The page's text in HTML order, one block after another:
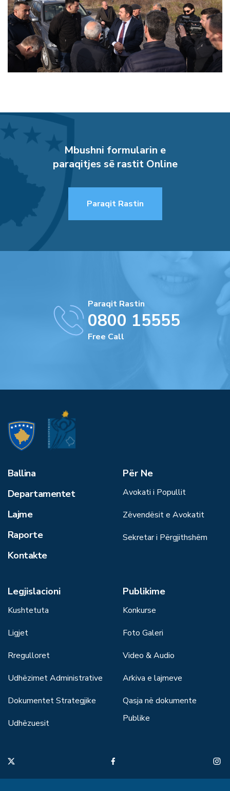
Mbushni formularin e
paraqitjes së rastit Online
Paraqit Rastin
Paraqit Rastin
0800 15555
Free Call
Ballina
Departamentet
Lajme
Raporte
Kontakte
Për Ne
Avokati i Popullit
Zëvendësit e Avokatit
Sekretar i Përgjithshëm
Legjislacioni
Kushtetuta
Ligjet
Rregulloret
Udhëzimet Administrative
Dokumentet Strategjike
Udhëzuesit
Publikime
Konkurse
Foto Galeri
Video & Audio
Arkiva e lajmeve
Qasja në dokumente
Publike